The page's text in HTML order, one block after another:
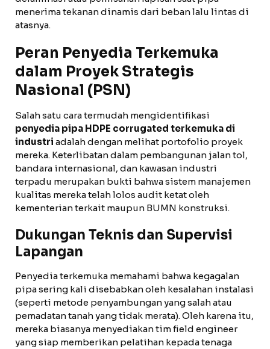
menerima tekanan dinamis dari beban lalu lintas di
atasnya.
Peran Penyedia Terkemuka
dalam Proyek Strategis
Nasional (PSN)
Salah satu cara termudah mengidentifikasi
penyedia pipa HDPE corrugated terkemuka di
industri adalah dengan melihat portofolio proyek
mereka. Keterlibatan dalam pembangunan jalan tol,
bandara internasional, dan kawasan industri
terpadu merupakan bukti bahwa sistem manajemen
kualitas mereka telah lolos audit ketat oleh
kementerian terkait maupun BUMN konstruksi.
Dukungan Teknis dan Supervisi
Lapangan
Penyedia terkemuka memahami bahwa kegagalan
pipa sering kali disebabkan oleh kesalahan instalasi
(seperti metode penyambungan yang salah atau
pemadatan tanah yang tidak merata). Oleh karena itu,
mereka biasanya menyediakan tim field engineer
yang siap memberikan pelatihan kepada tenaga